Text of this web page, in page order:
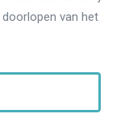
van het